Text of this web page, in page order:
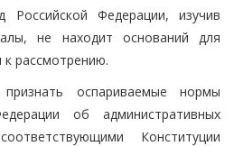
Российской Федерации, изучив
не находит оснований для
рассмотрению.
оспариваемые нормы
об административных
Конституции